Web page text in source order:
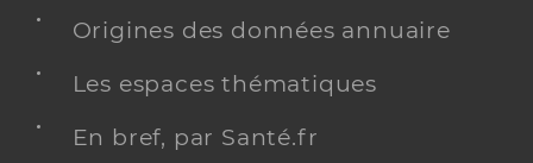
Origines des données annuaire
Les espaces thématiques
En bref, par Santé.fr